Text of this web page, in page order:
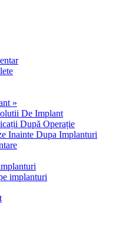
»
De Implant
După Operație
Inainte Dupa Implanturi
implanturi